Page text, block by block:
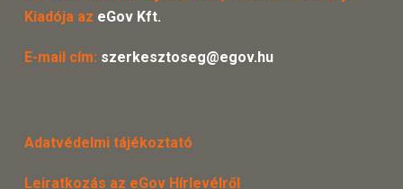
Kiadója az eGov Kft.
E-mail cím: szerkesztoseg@egov.hu
Adatvédelmi tájékoztató
Leiratkozás az eGov Hírlevélről